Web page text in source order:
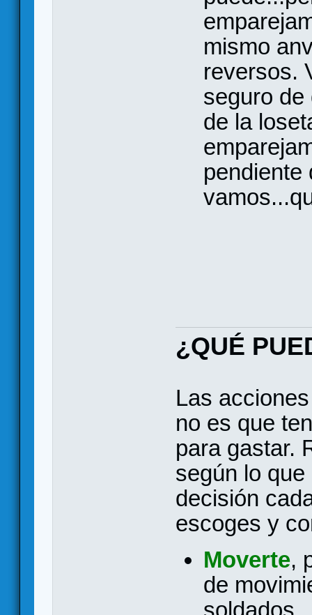
mismo
reversos.
seguro de
de la
pendiente
¿QUÉ
Las
no es que
para gastar.
según lo
decisión
escoges y
Moverte,
de
soldados